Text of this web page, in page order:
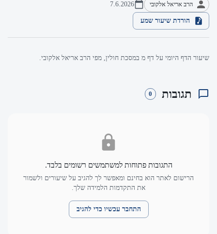
הרב אריאל אלקובי 7.6.2026
הורדת שיעור שמע
שיעור הדף היומי על דף מ במסכת חולין, מפי הרב אריאל אלקובי.
תגובות 0
התגובות פתוחות למשתמשים רשומים בלבד.
הרישום לאתר הוא בחינם ומאפשר לך להגיב על שיעורים ולשמור
את התקדמות הלמידה שלך.
התחבר עכשיו כדי להגיב